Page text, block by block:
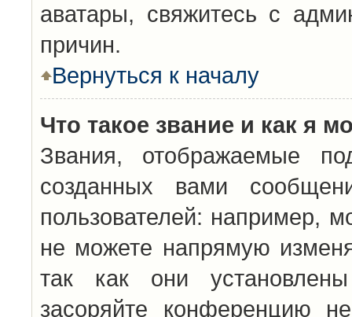
аватары, свяжитесь с
причин.
Вернуться к началу
Что такое звание и как я
Звания, отображаемые
созданных вами
пользователей: например,
не можете напрямую
так как они
засоряйте конференцию